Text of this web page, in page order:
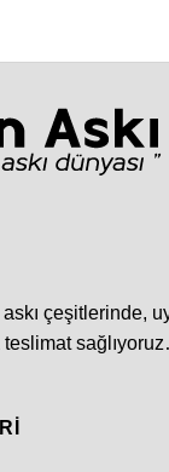
çeşitlerinde,
teslimat